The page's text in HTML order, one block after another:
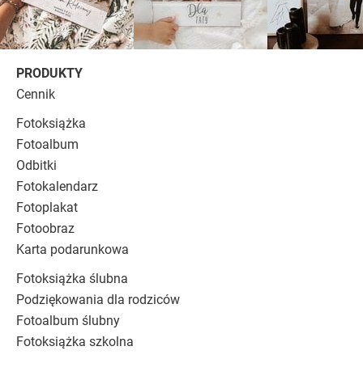
PRODUKTY
Cennik
Fotoksiążka
Fotoalbum
Odbitki
Fotokalendarz
Fotoplakat
Fotoobraz
Karta podarunkowa
Fotoksiążka ślubna
Podziękowania dla rodziców
Fotoalbum ślubny
Fotoksiążka szkolna